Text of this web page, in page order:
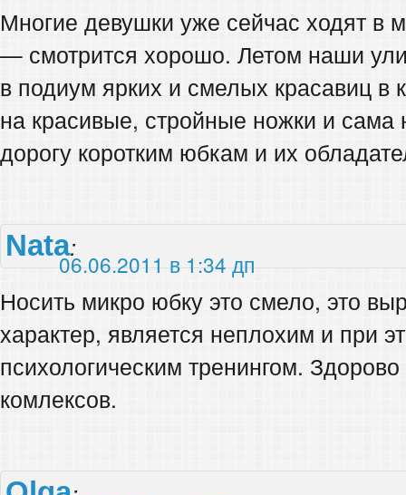
Многие девушки уже сейчас ходят в
— смотрится хорошо. Летом наши
в подиум ярких и смелых красавиц в
на красивые, стройные ножки и сама
дорогу коротким юбкам и их
Nata:
06.06.2011 в 1:34 дп
Носить микро юбку это смело, это
характер, является неплохим и при
психологическим тренингом.
комлексов.